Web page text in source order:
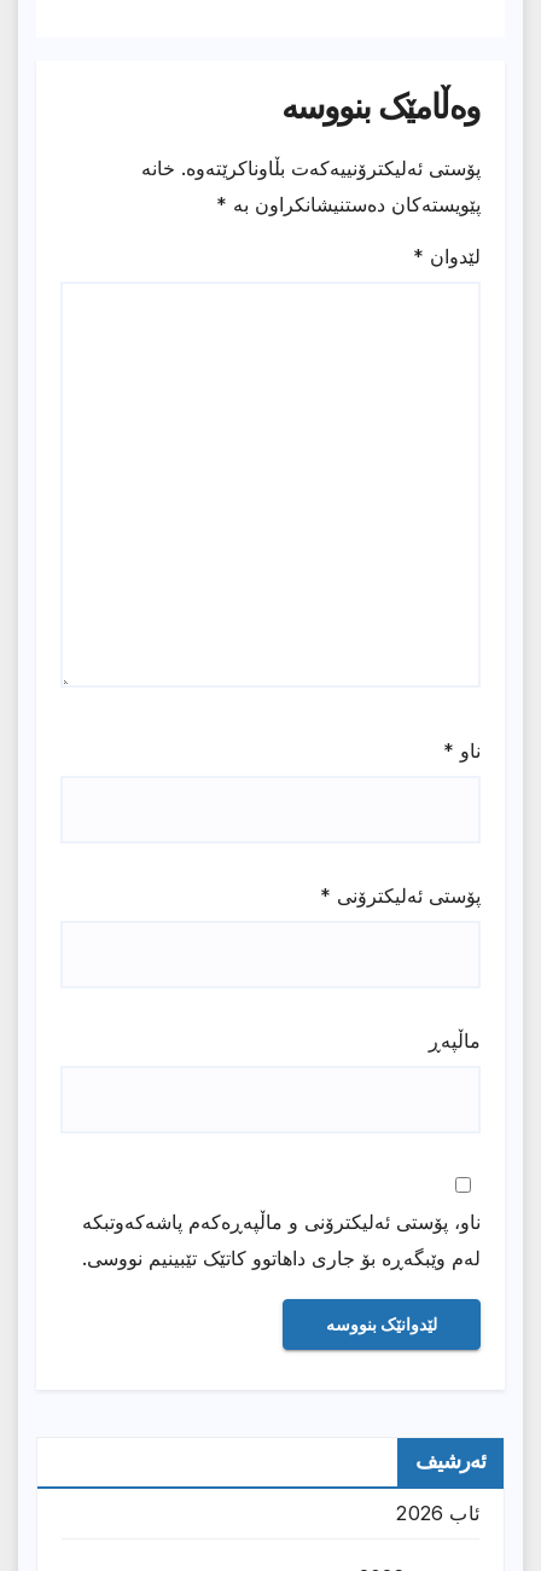
وەڵامێک بنووسە
پۆستی ئەلیکترۆنییەکەت بڵاوناکرێتەوە. خانە
پێویستەکان دەستنیشانکراون بە *
لێدوان *
ناو *
پۆستی ئەلیکترۆنی *
ماڵپه‌ڕ
ناو، پۆستی ئەلیکترۆنی و ماڵپەڕەکەم پاشەکەوتبکە
لەم وێبگەڕە بۆ جاری داهاتوو کاتێک تێبینیم نووسی.
ئەرشیف
ئاب 2026